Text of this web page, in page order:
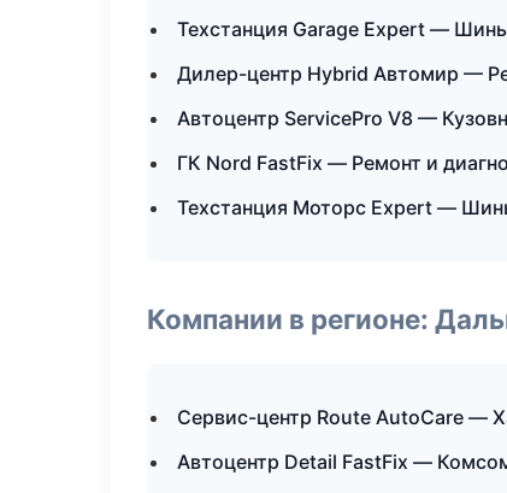
Техстанция Garage Expert —
Дилер-центр Hybrid Автомир —
Автоцентр ServicePro V8 —
ГК Nord FastFix — Ремонт и
Техстанция Моторс Expert —
Компании в регионе:
Сервис-центр Route AutoCare —
Автоцентр Detail FastFix —